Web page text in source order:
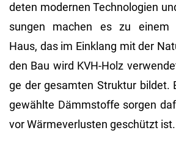
de­ten mo­der­nen Tech­no­lo­gi­en
sun­gen ma­chen es zu einem
Haus, das im Ein­klang mit der
den Bau wird KVH-Holz
ge der ge­sam­ten Struk­tur bil­det.
ge­wähl­te Dämm­stof­fe sor­gen
vor Wär­me­ver­lus­ten ge­schützt ist.